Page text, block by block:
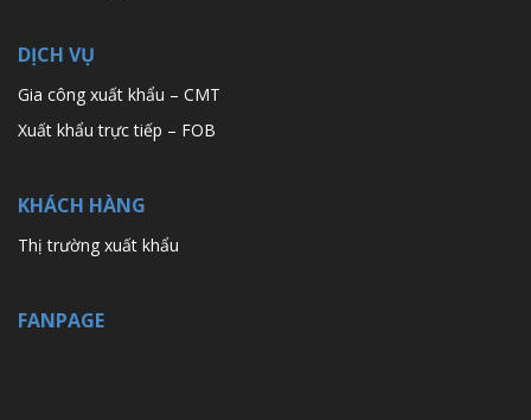
DỊCH VỤ
Gia công xuất khẩu – CMT
Xuất khẩu trực tiếp – FOB
KHÁCH HÀNG
Thị trường xuất khẩu
FANPAGE